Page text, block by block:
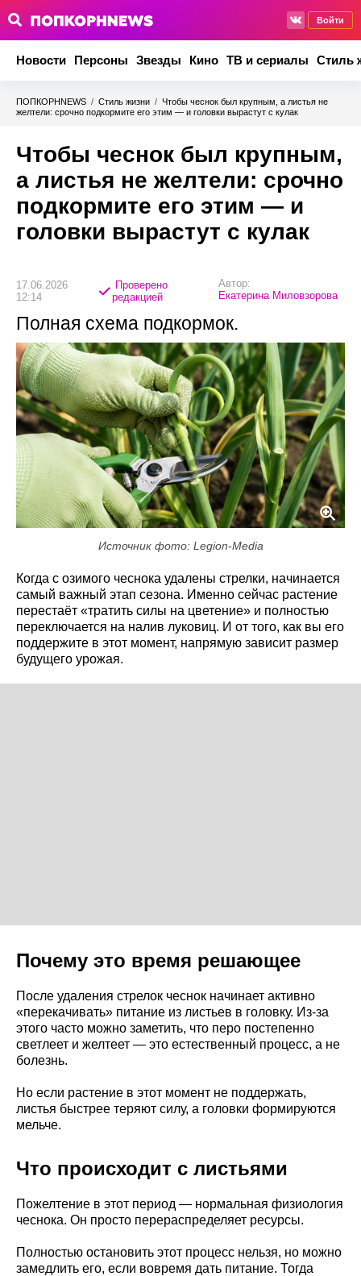
Войти
Новости Персоны Звезды Кино ТВ и сериалы Стиль
ПОПКОРНNEWS / Стиль жизни / Чтобы чеснок был крупным, а листья не
желтели: срочно подкормите его этим — и головки вырастут с кулак
Чтобы чеснок был крупным,
а листья не желтели: срочно
подкормите его этим — и
головки вырастут с кулак
17.06.2026
12:14
Проверено
редакцией
Автор:
Екатерина Миловзорова
Полная схема подкормок.
Источник фото: Legion-Media
Когда с озимого чеснока удалены стрелки, начинается
самый важный этап сезона. Именно сейчас растение
перестаёт «тратить силы на цветение» и полностью
переключается на налив луковиц. И от того, как вы его
поддержите в этот момент, напрямую зависит размер
будущего урожая.
Почему это время решающее
После удаления стрелок чеснок начинает активно
«перекачивать» питание из листьев в головку. Из-за
этого часто можно заметить, что перо постепенно
светлеет и желтеет — это естественный процесс, а не
болезнь.
Но если растение в этот момент не поддержать,
листья быстрее теряют силу, а головки формируются
мельче.
Что происходит с листьями
Пожелтение в этот период — нормальная физиология
чеснока. Он просто перераспределяет ресурсы.
Полностью остановить этот процесс нельзя, но можно
замедлить его, если вовремя дать питание. Тогда